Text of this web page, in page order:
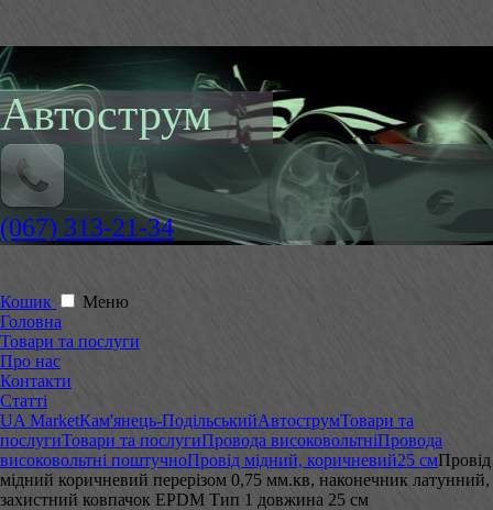
Автострум
(067) 313-21-34
Кошик
Меню
Головна
Товари та послуги
Про нас
Контакти
Статті
UA MarketКам'янець-ПодільськийАвтострумТовари та
послугиТовари та послугиПровода високовольтніПровода
високовольтні поштучноПровід мідний, коричневий25 смПровід
мідний коричневий перерізом 0,75 мм.кв, наконечник латунний,
захистний ковпачок EPDM Тип 1 довжина 25 см